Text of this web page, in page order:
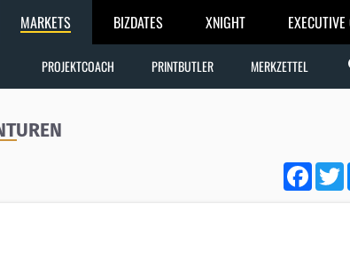
MARKETS BIZDATES XNIGHT
PROJEKTCOACH PRINTBUTLER MERKZETTEL